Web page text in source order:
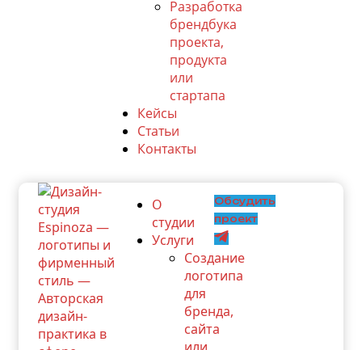
Разработка
брендбука
проекта,
продукта
или
стартапа
Кейсы
Статьи
Контакты
О
студии
Услуги
Создание
логотипа
для
бренда,
сайта
Обсудить
проект